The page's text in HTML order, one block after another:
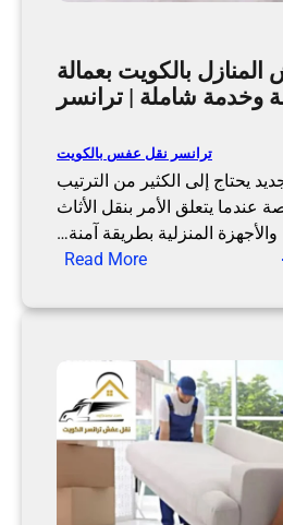
بالكويت بعمالة
وخدمة شاملة | ترانسر
ترانسر نقل عفس بالكويت
يحتاج إلى الكثير من الترتيب
عندما يتعلق الأمر بنقل الأثاث
والأجهزة المنزلية بطريقة آمنة…
Read More
:
ق
ش
ا
م